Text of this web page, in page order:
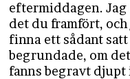
eftermiddagen.
det du framfört,
finna ett sådant
begrundade, om
fanns begravt